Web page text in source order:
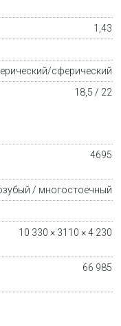
1,43
сферический
18,5 / 22
4695
/ многостоечный
10 330 × 3110 × 4 230
66 985